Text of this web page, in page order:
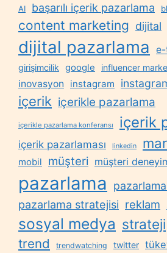
AI başarılı içerik pazarlama
content marketing dijital
dijital pazarlama
girişimcilik google influencer
inovasyon instagram
içerik içerikle pazarlama
içerikle pazarlama konferansı içerik
içerik pazarlaması linkedin
mobil müşteri müşteri
pazarlama
pazarlama stratejisi reklam
sosyal medya strateji
trend trendwatching twitter